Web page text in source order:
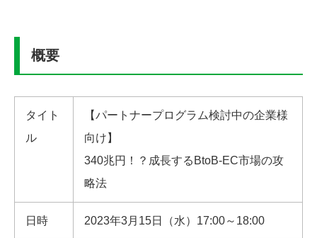
概要
タイト
ル
【パートナープログラム検討中の企業様
向け】
340兆円！？成長するBtoB-EC市場の攻
略法
日時 2023年3月15日（水）17:00～18:00